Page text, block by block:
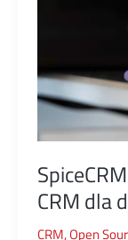
CRM dla
CRM,Open